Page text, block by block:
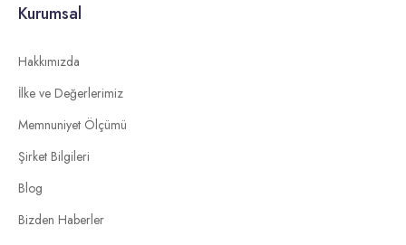
Kurumsal
Hakkımızda
İlke ve Değerlerimiz
Memnuniyet Ölçümü
Şirket Bilgileri
Blog
Bizden Haberler